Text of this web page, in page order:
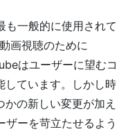
も一般的に使用されて
画視聴のために
はユーザーに望むコ
しています。しかし時
の新しい変更が加え
ザーを苛立たせるよう